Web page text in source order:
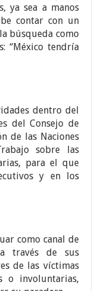
ya sea a manos
contar con un
búsqueda como
“México tendría
dentro del
del Consejo de
de las Naciones
sobre las
para el que
y en los
como canal de
través de sus
de las víctimas
o involuntarias,